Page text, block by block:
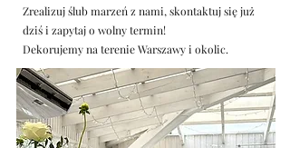
Zrealizuj ślub marzeń z nami, skontaktuj się już
dziś i zapytaj o wolny termin!
Dekorujemy na terenie Warszawy i okolic.